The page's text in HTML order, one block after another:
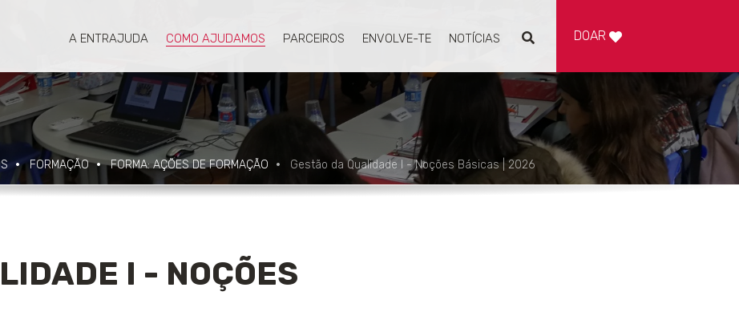
A ENTRAJUDA COMO AJUDAMOS PARCEIROS ENVOLVE-TE NOTÍCIAS DOAR
FORMAÇÃO FORMA: AÇÕES DE FORMAÇÃO Gestão da Qualidade I - Noções Básicas | 2026
I - NOÇÕES